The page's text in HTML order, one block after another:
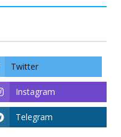
Twitter
Instagram
Telegram